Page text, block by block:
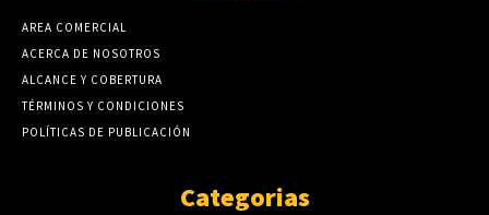
AREA COMERCIAL
ACERCA DE NOSOTROS
ALCANCE Y COBERTURA
TÉRMINOS Y CONDICIONES
POLÍTICAS DE PUBLICACIÓN
Categorias